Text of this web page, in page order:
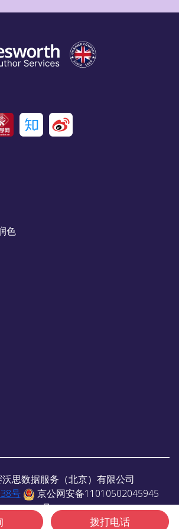
色
沃思数据服务（北京）有限公司
号
京公网安备11010502045945
号
拨打电话